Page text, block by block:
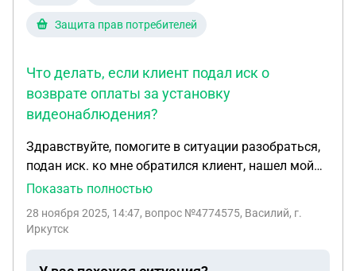
Защита прав потребителей
Что делать, если клиент подал иск о
возврате оплаты за установку
видеонаблюдения?
Здравствуйте, помогите в ситуации разобраться,
подан иск. ко мне обратился клиент, нашел мой
телефон в интернете с просьбой установить
телефону сообщил, что ранее обращался к другим
Показать полностью
28 ноября 2025, 14:47, вопрос №4774575, Василий, г.
Иркутск